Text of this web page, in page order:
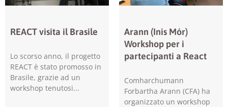
REACT visita il Brasile
Lo scorso anno, il progetto
REACT è stato promosso in
Brasile, grazie ad un
workshop tenutosi
Arann (Inis Mór)
Workshop per i
partecipanti a React
Comharchumann
Forbartha Arann (CFA) ha
organizzato un workshop
Marketing
tuo
comportamento
mentre visiti il
nostro sito,
possibilità di
vedere
contenuti e